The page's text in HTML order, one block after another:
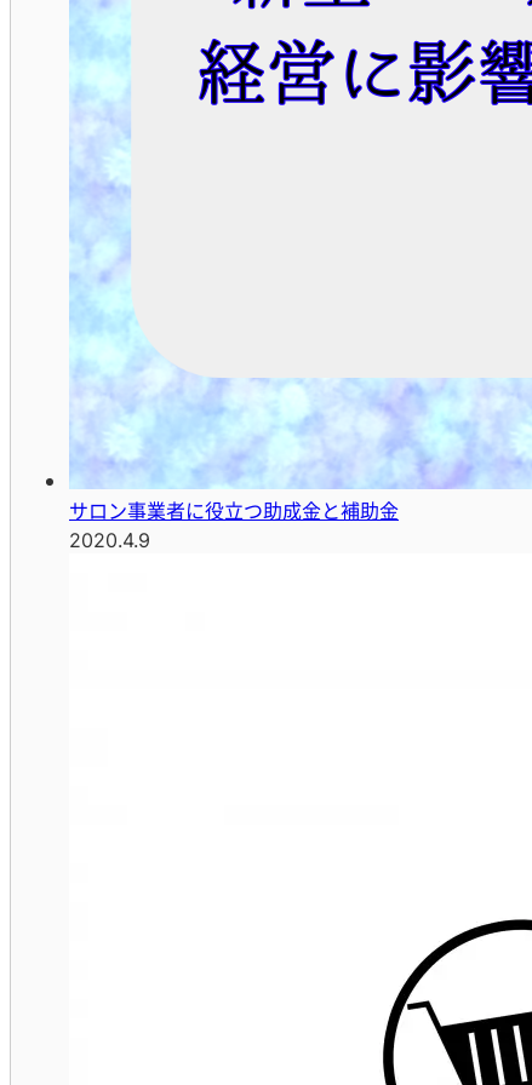
サロン事業者に役立つ助成金と補助金
2020.4.9